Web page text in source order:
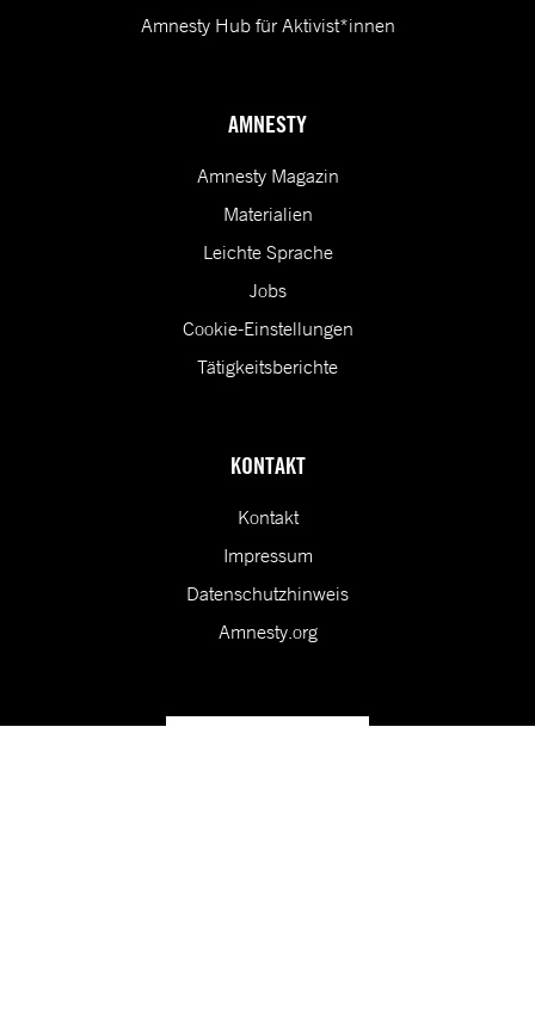
Amnesty Hub für Aktivist*innen
AMNESTY
Amnesty Magazin
Materialien
Leichte Sprache
Jobs
Cookie-Einstellungen
Tätigkeitsberichte
KONTAKT
Kontakt
Impressum
Datenschutzhinweis
Amnesty.org